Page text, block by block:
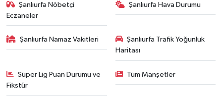
Şanlıurfa Nöbetçi
Eczaneler
Şanlıurfa Hava Durumu
Şanlıurfa Namaz Vakitleri
Şanlıurfa Trafik Yoğunluk
Haritası
Süper Lig Puan Durumu ve
Fikstür
Tüm Manşetler